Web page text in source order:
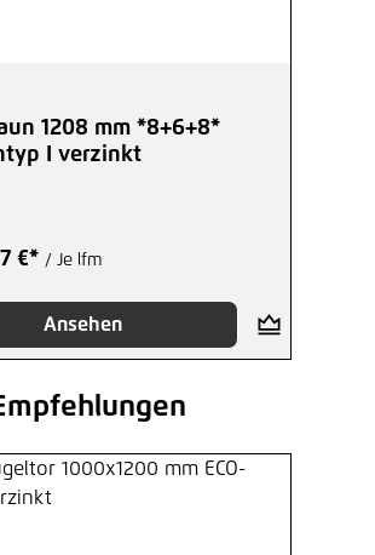
1208 mm *8+6+8*
I verzinkt
€* / Je lfm
Ansehen
überspringen